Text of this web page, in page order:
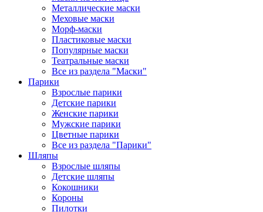
Металлические маски
Меховые маски
Морф-маски
Пластиковые маски
Популярные маски
Театральные маски
Все из раздела "Маски"
Парики
Взрослые парики
Детские парики
Женские парики
Мужские парики
Цветные парики
Все из раздела "Парики"
Шляпы
Взрослые шляпы
Детские шляпы
Кокошники
Короны
Пилотки